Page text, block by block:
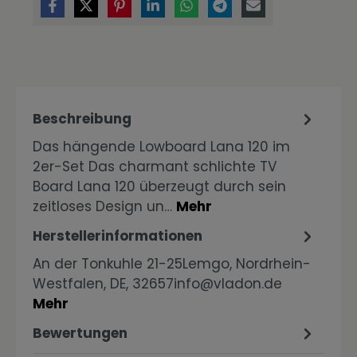
Beschreibung
Das hängende Lowboard Lana 120 im
2er-Set Das charmant schlichte TV
Board Lana 120 überzeugt durch sein
zeitloses Design un… Mehr
Herstellerinformationen
An der Tonkuhle 21-25Lemgo, Nordrhein-
Westfalen, DE, 32657info@vladon.de
Mehr
Bewertungen